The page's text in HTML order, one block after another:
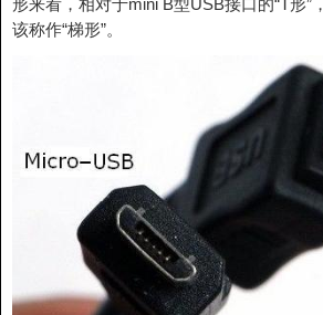
形来看，相对于mini B型USB接口的“T形”，
该称作“梯形”。